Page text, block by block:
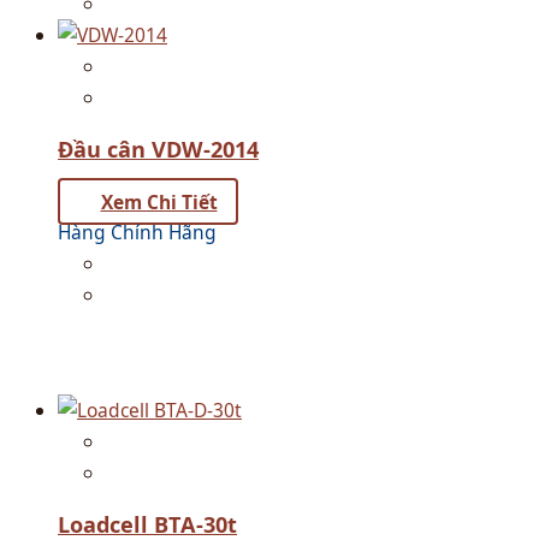
Đầu cân VDW-2014
Xem Chi Tiết
Hàng Chính Hãng
Loadcell BTA-30t